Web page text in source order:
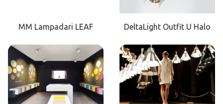
MM Lampadari LEAF DeltaLight Outfit U Halo